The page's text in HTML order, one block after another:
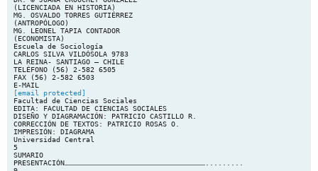
(LICENCIADA EN HISTORIA)
MG. OSVALDO TORRES GUTIÉRREZ
(ANTROPÓLOGO)
MG. LEONEL TAPIA CONTADOR
(ECONOMISTA)
Escuela de Sociología
CARLOS SILVA VILDÓSOLA 9783
LA REINA- SANTIAGO – CHILE
TELÉFONO (56) 2-582 6505
FAX (56) 2-582 6503
[email protected]